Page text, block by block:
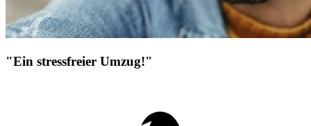
"Ein stressfreier Umzug!"